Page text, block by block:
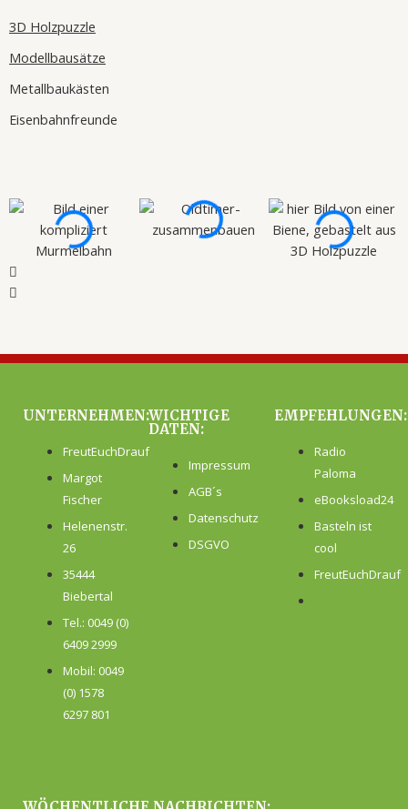
3D Holzpuzzle
Modellbausätze
Metallbaukästen
Eisenbahnfreunde
UNTERNEHMEN:
FreutEuchDrauf
Margot
Fischer
Helenenstr.
26
35444
Biebertal
Tel.: 0049 (0)
6409 2999
Mobil: 0049
(0) 1578
6297 801
WICHTIGE
DATEN:
Impressum
AGB´s
Datenschutz
DSGVO
EMPFEHLUNGEN:
Radio
Paloma
eBooksload24
Basteln ist
cool
FreutEuchDrauf